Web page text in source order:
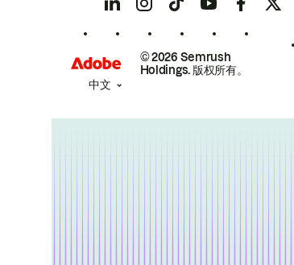
© 2026 Semrush
Holdings. 版权所有。
中文